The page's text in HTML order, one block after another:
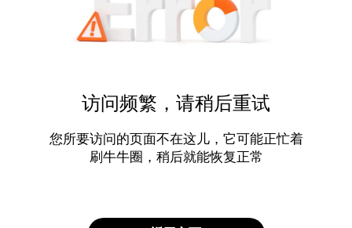
访问频繁，请稍后重试
您所要访问的页面不在这儿，它可能正忙着
刷牛牛圈，稍后就能恢复正常